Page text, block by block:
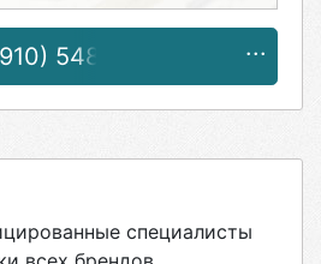
548-09-52
специалисты